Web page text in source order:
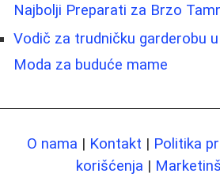
Najbolji Preparati za Brzo
Vodič za trudničku garderobu
Moda za buduće mame
O nama | Kontakt | Politika
korišćenja |